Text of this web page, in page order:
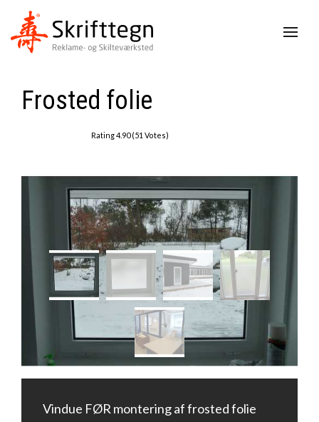
Frosted folie
Rating 4.90 (51 Votes)
Vindue FØR montering af frosted folie